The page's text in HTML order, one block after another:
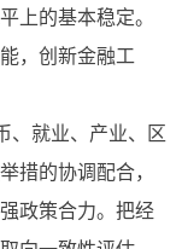
上的基本稳定。
，创新金融工
就业、产业、区
措的协调配合，
政策合力。把经